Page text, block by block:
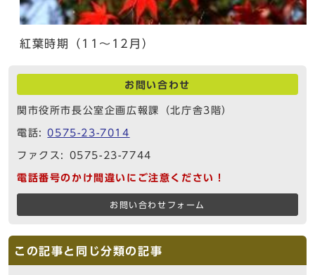
紅葉時期（11～12月）
お問い合わせ
関市役所市長公室企画広報課（北庁舎3階）
電話:0575-23-7014
ファクス: 0575-23-7744
電話番号のかけ間違いにご注意ください！
お問い合わせフォーム
この記事と同じ分類の記事